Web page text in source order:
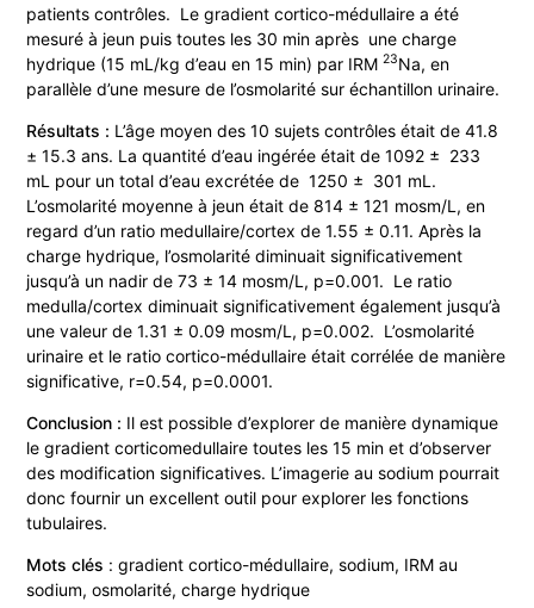
patients contrôles. Le gradient cortico-médullaire a été
mesuré à jeun puis toutes les 30 min après une charge
hydrique (15 mL/kg d’eau en 15 min) par IRM23Na, en
parallèle d’une mesure de l’osmolarité sur échantillon urinaire.
Résultats : L’âge moyen des 10 sujets contrôles était de 41.8
± 15.3 ans. La quantité d’eau ingérée était de 1092 ± 233
mL pour un total d’eau excrétée de 1250 ± 301 mL.
L’osmolarité moyenne à jeun était de 814 ± 121 mosm/L, en
regard d’un ratio medullaire/cortex de 1.55 ± 0.11. Après la
charge hydrique, l’osmolarité diminuait significativement
jusqu’à un nadir de 73 ± 14 mosm/L, p=0.001. Le ratio
medulla/cortex diminuait significativement également jusqu’à
une valeur de 1.31 ± 0.09 mosm/L, p=0.002. L’osmolarité
urinaire et le ratio cortico-médullaire était corrélée de manière
significative, r=0.54, p=0.0001.
Conclusion : Il est possible d’explorer de manière dynamique
le gradient corticomedullaire toutes les 15 min et d’observer
des modification significatives. L’imagerie au sodium pourrait
donc fournir un excellent outil pour explorer les fonctions
tubulaires.
Mots clés : gradient cortico-médullaire, sodium, IRM au
sodium, osmolarité, charge hydrique